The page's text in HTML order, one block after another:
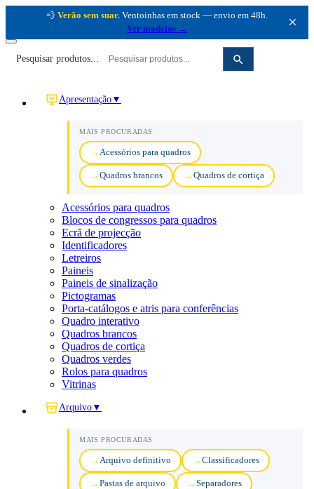
💨 Verão sem suar. Ventoinhas em stock — envio em 48h.
Ver modelos →
×
Pesquisar produtos...
Apresentação ▼
MAIS PROCURADAS
Acessórios para quadros
Quadros brancos Quadros de cortiça
Acessórios para quadros
Blocos de congressos para quadros
Ecrã de projecção
Identificadores
Letreiros
Paineis
Paineis de sinalização
Pictogramas
Porta-catálogos e atris para conferências
Quadro interativo
Quadros brancos
Quadros de cortiça
Quadros verdes
Rolos para quadros
Vitrinas
Arquivo ▼
MAIS PROCURADAS
Arquivo definitivo Classificadores
Pastas de arquivo Separadores